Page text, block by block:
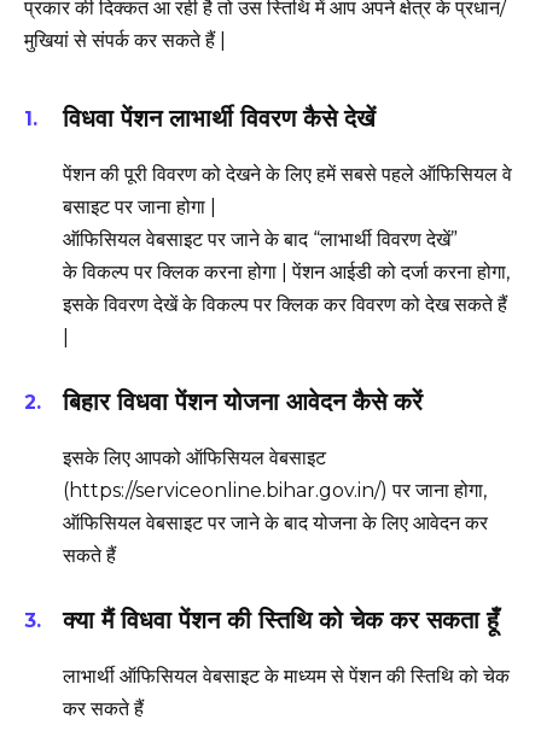
प्रकार की दिक्कत आ रही है तो उस स्तिथि में आप अपने क्षेत्र के प्रधान/
मुखियां से संपर्क कर सकते हैं |
विधवा पेंशन लाभार्थी विवरण कैसे देखें
पेंशन की पूरी विवरण को देखने के लिए हमें सबसे पहले ऑफिसियल वे
बसाइट पर जाना होगा |
ऑफिसियल वेबसाइट पर जाने के बाद “लाभार्थी विवरण देखें”
के विकल्प पर क्लिक करना होगा | पेंशन आईडी को दर्जा करना होगा,
इसके विवरण देखें के विकल्प पर क्लिक कर विवरण को देख सकते हैं
बिहार विधवा पेंशन योजना आवेदन कैसे करें
इसके लिए आपको ऑफिसियल वेबसाइट
(https://serviceonline.bihar.gov.in/) पर जाना होगा,
ऑफिसियल वेबसाइट पर जाने के बाद योजना के लिए आवेदन कर
सकते हैं
क्या मैं विधवा पेंशन की स्तिथि को चेक कर सकता हूँ
लाभार्थी ऑफिसियल वेबसाइट के माध्यम से पेंशन की स्तिथि को चेक
कर सकते हैं